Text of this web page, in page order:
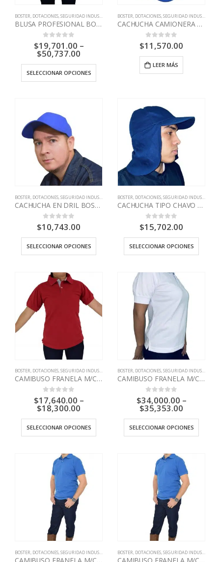
BOSTER, DOTACIONES,SEGURIDAD INDUSTRIAL
BLUSA PROFESIONAL BOSTER
0out of 5
$19,701.00 –
$50,737.00
SELECCIONAR OPCIONES
BOSTER, DOTACIONES,SEGURIDAD INDUSTRIAL
CACHUCHA CAMIONERA AZUL REY
0 out of 5
$11,570.00
LEER MÁS
BOSTER, DOTACIONES,SEGURIDAD INDUSTRIAL
CACHUCHA EN DRIL BOSTER
0 out of 5
$10,743.00
SELECCIONAR OPCIONES
BOSTER, DOTACIONES,SEGURIDAD INDUSTRIAL
CACHUCHA TIPO CHAVO BOSTER
0 out of 5
$15,702.00
SELECCIONAR OPCIONES
BOSTER, DOTACIONES,SEGURIDAD INDUSTRIAL
CAMIBUSO FRANELA M/C DAMA BOSTER
0out of 5
$17,640.00 –
$18,300.00
SELECCIONAR OPCIONES
BOSTER, DOTACIONES,SEGURIDAD INDUSTRIAL
CAMIBUSO FRANELA M/C MODA DAMA BOSTER
0out of 5
$34,000.00 –
$35,353.00
SELECCIONAR OPCIONES
BOSTER, DOTACIONES,SEGURIDAD INDUSTRIAL
CAMIBUSO FRANELA M/C MODA HOMBRE BOSTER
BOSTER, DOTACIONES,SEGURIDAD INDUSTRIAL
CAMIBUSO FRANELA M/CORTA HOMBRE